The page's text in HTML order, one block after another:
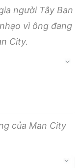
người Tây Ban
vì ông đang
City.
của Man City